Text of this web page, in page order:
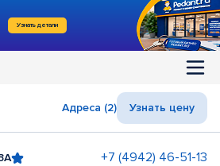
Узнать детали
Адреса (2) Узнать цену
+7 (4942) 46-51-13